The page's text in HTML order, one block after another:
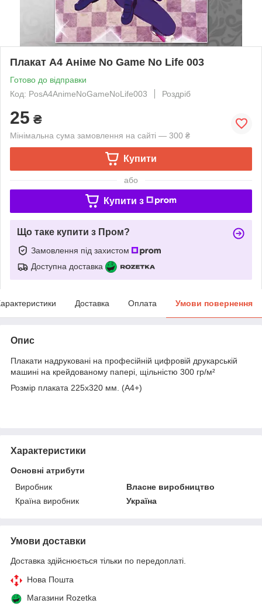
Плакат А4 Аніме No Game No Life 003
Готово до відправки
Код: PosА4AnimeNoGameNoLife003
Роздріб
25 ₴
Мінімальна сума замовлення на сайті — 300 ₴
Купити
або
Купити з
Що таке купити з Пром?
Замовлення під захистом
Доступна доставка
Доставка Оплата Умови повернення
Опис
Плакати надруковані на професійній цифровій друкарській
машині на крейдованому папері, щільністю 300 гр/м²
Розмір плаката 225х320 мм. (А4+)
Характеристики
Основні атрибути
Виробник
Власне виробництво
Країна виробник
Україна
Умови доставки
Доставка здійснюється тільки по передоплаті.
Нова Пошта
Магазини Rozetka